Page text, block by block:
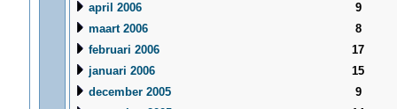
april 2006
9
maart 2006
8
februari 2006
17
januari 2006
15
december 2005
9